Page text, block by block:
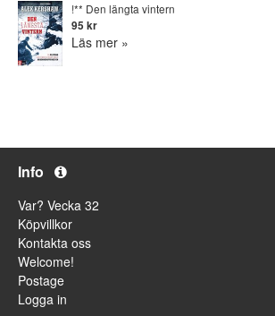
!** Den längta vintern
95 kr
Läs mer »
Info
Var? Vecka 32
Köpvillkor
Kontakta oss
Welcome!
Postage
Logga in